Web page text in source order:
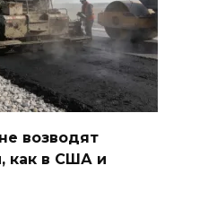
возводят
как в США и